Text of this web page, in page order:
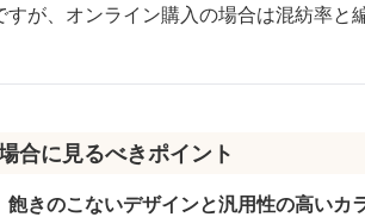
が、オンライン購入の場合は混紡率と
合に見るべきポイント
飽きのこないデザインと汎用性の高いカ